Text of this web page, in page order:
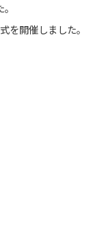
を開催しました。